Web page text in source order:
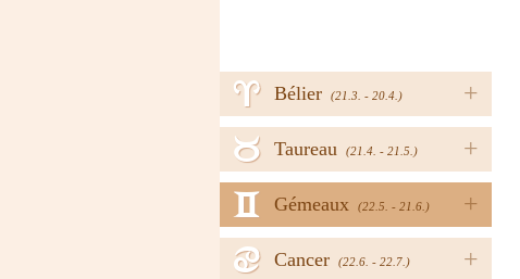
+
Bélier (21.3. - 20.4.)
a
+
Taureau (21.4. - 21.5.)
b
+
Gémeaux (22.5. - 21.6.)
c
+
Cancer (22.6. - 22.7.)
d